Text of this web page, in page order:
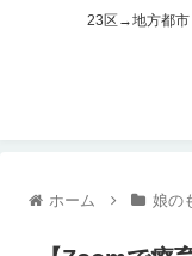
23区→地方都市
ホーム 娘の